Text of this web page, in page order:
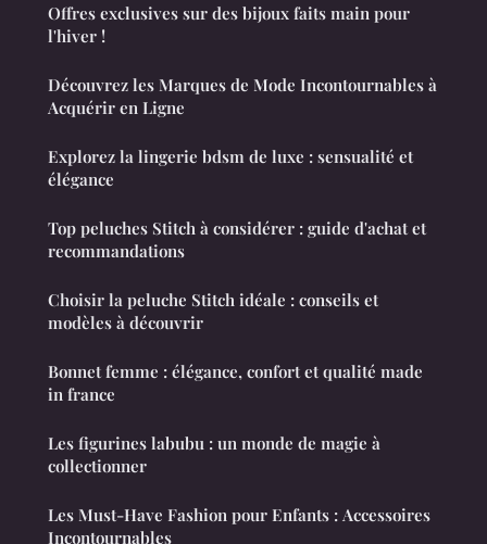
Offres exclusives sur des bijoux faits main pour
l'hiver !
Découvrez les Marques de Mode Incontournables à
Acquérir en Ligne
Explorez la lingerie bdsm de luxe : sensualité et
élégance
Top peluches Stitch à considérer : guide d'achat et
recommandations
Choisir la peluche Stitch idéale : conseils et
modèles à découvrir
Bonnet femme : élégance, confort et qualité made
in france
Les figurines labubu : un monde de magie à
collectionner
Les Must-Have Fashion pour Enfants : Accessoires
Incontournables